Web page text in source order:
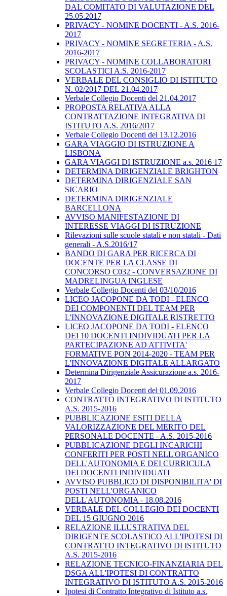
DAL COMITATO DI VALUTAZIONE DEL
25.05.2017
PRIVACY - NOMINE DOCENTI - A.S. 2016-
2017
PRIVACY - NOMINE SEGRETERIA - A.S.
2016-2017
PRIVACY - NOMINE COLLABORATORI
SCOLASTICI A.S. 2016-2017
VERBALE DEL CONSIGLIO DI ISTITUTO
N. 02/2017 DEL 21.04.2017
Verbale Collegio Docenti del 21.04.2017
PROPOSTA RELATIVA ALLA
CONTRATTAZIONE INTEGRATIVA DI
ISTITUTO A.S. 2016/2017
Verbale Collegio Docenti del 13.12.2016
GARA VIAGGIO DI ISTRUZIONE A
LISBONA
GARA VIAGGI DI ISTRUZIONE a.s. 2016 17
DETERMINA DIRIGENZIALE BRIGHTON
DETERMINA DIRIGENZIALE SAN
SICARIO
DETERMINA DIRIGENZIALE
BARCELLONA
AVVISO MANIFESTAZIONE DI
INTERESSE VIAGGI DI ISTRUZIONE
Rilevazioni sulle scuole statali e non statali - Dati
generali - A.S.2016/17
BANDO DI GARA PER RICERCA DI
DOCENTE PER LA CLASSE DI
CONCORSO C032 - CONVERSAZIONE DI
MADRELINGUA INGLESE
Verbale Collegio Docenti del 03/10/2016
LICEO JACOPONE DA TODI - ELENCO
DEI COMPONENTI DEL TEAM PER
L'INNOVAZIONE DIGITALE RISTRETTO
LICEO JACOPONE DA TODI - ELENCO
DEI 10 DOCENTI INDIVIDUATI PER LA
PARTECIPAZIONE AD ATTIVITA'
FORMATIVE PON 2014-2020 - TEAM PER
L'INNOVAZIONE DIGITALE ALLARGATO
Determina Dirigenziale Assicurazione a.s. 2016-
2017
Verbale Collegio Docenti del 01.09.2016
CONTRATTO INTEGRATIVO DI ISTITUTO
A.S. 2015-2016
PUBBLICAZIONE ESITI DELLA
VALORIZZAZIONE DEL MERITO DEL
PERSONALE DOCENTE - A.S. 2015-2016
PUBBLICAZIONE DEGLI INCARICHI
CONFERITI PER POSTI NELL'ORGANICO
DELL'AUTONOMIA E DEI CURRICULA
DEI DOCENTI INDIVIDUATI
AVVISO PUBBLICO DI DISPONIBILITA' DI
POSTI NELL'ORGANICO
DELL'AUTONOMIA - 18.08.2016
VERBALE DEL COLLEGIO DEI DOCENTI
DEL 15 GIUGNO 2016
RELAZIONE ILLUSTRATIVA DEL
DIRIGENTE SCOLASTICO ALL'IPOTESI DI
CONTRATTO INTEGRATIVO DI ISTITUTO
A.S. 2015-2016
RELAZIONE TECNICO-FINANZIARIA DEL
DSGA ALL'IPOTESI DI CONTRATTO
INTEGRATIVO DI ISTITUTO A.S. 2015-2016
Ipotesi di Contratto Integrativo di Istituto a.s.